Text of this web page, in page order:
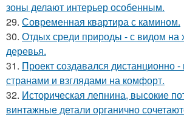
зоны делают интерьер особенным.
29. Современная квартира с камином.
30. Отдых среди природы - с видом
деревья.
31. Проект создавался дистанционно
странами и взглядами на комфорт.
32. Историческая лепнина, высокие
винтажные детали органично